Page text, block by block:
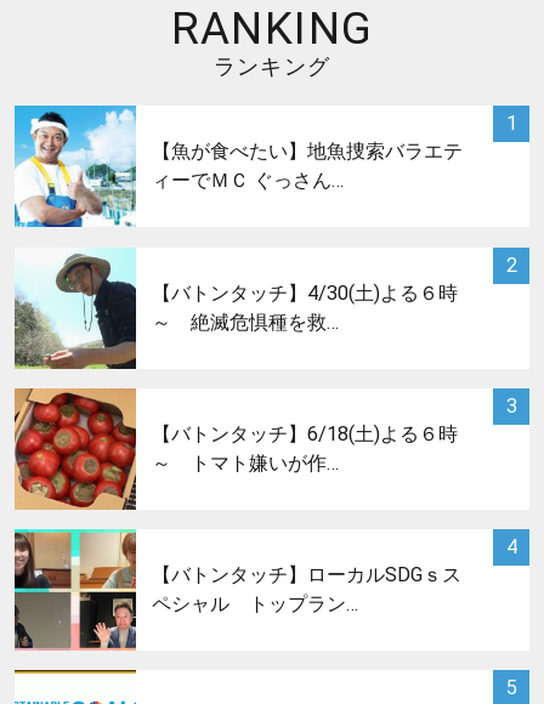
RANKING
ランキング
1
サムネイル
【魚が食べたい】地魚捜索バラエテ
ィーでＭＣ ぐっさん…
2
【バトンタッチ】4/30(土)よる６時
～ 絶滅危惧種を救…
3
【バトンタッチ】6/18(土)よる６時
～ トマト嫌いが作…
4
サムネイル
【バトンタッチ】ローカルSDGｓス
ペシャル トップラン…
5
サムネイル